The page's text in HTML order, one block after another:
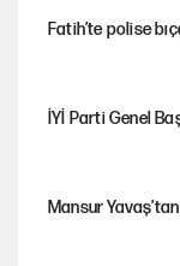
Fatih’te polise
İYİ Parti Genel
Mansur